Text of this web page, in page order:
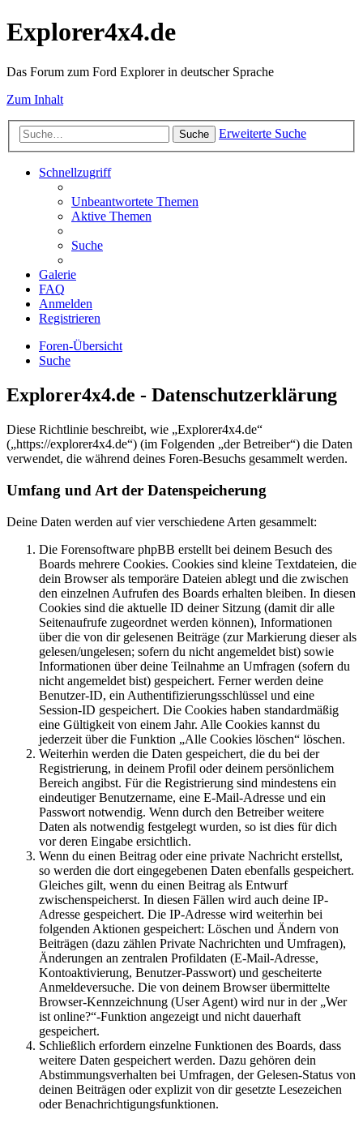
Explorer4x4.de
Das Forum zum Ford Explorer in deutscher Sprache
Zum Inhalt
Suche Erweiterte Suche
Schnellzugriff
Unbeantwortete Themen
Aktive Themen
Suche
Galerie
FAQ
Anmelden
Registrieren
Foren-Übersicht
Suche
Explorer4x4.de - Datenschutzerklärung
Diese Richtlinie beschreibt, wie „Explorer4x4.de“
(„https://explorer4x4.de“) (im Folgenden „der Betreiber“) die Daten
verwendet, die während deines Foren-Besuchs gesammelt werden.
Umfang und Art der Datenspeicherung
Deine Daten werden auf vier verschiedene Arten gesammelt:
Die Forensoftware phpBB erstellt bei deinem Besuch des
Boards mehrere Cookies. Cookies sind kleine Textdateien, die
dein Browser als temporäre Dateien ablegt und die zwischen
den einzelnen Aufrufen des Boards erhalten bleiben. In diesen
Cookies sind die aktuelle ID deiner Sitzung (damit dir alle
Seitenaufrufe zugeordnet werden können), Informationen
über die von dir gelesenen Beiträge (zur Markierung dieser als
gelesen/ungelesen; sofern du nicht angemeldet bist) sowie
Informationen über deine Teilnahme an Umfragen (sofern du
nicht angemeldet bist) gespeichert. Ferner werden deine
Benutzer-ID, ein Authentifizierungsschlüssel und eine
Session-ID gespeichert. Die Cookies haben standardmäßig
eine Gültigkeit von einem Jahr. Alle Cookies kannst du
jederzeit über die Funktion „Alle Cookies löschen“ löschen.
Weiterhin werden die Daten gespeichert, die du bei der
Registrierung, in deinem Profil oder deinem persönlichem
Bereich angibst. Für die Registrierung sind mindestens ein
eindeutiger Benutzername, eine E-Mail-Adresse und ein
Passwort notwendig. Wenn durch den Betreiber weitere
Daten als notwendig festgelegt wurden, so ist dies für dich
vor deren Eingabe ersichtlich.
Wenn du einen Beitrag oder eine private Nachricht erstellst,
so werden die dort eingegebenen Daten ebenfalls gespeichert.
Gleiches gilt, wenn du einen Beitrag als Entwurf
zwischenspeicherst. In diesen Fällen wird auch deine IP-
Adresse gespeichert. Die IP-Adresse wird weiterhin bei
folgenden Aktionen gespeichert: Löschen und Ändern von
Beiträgen (dazu zählen Private Nachrichten und Umfragen),
Änderungen an zentralen Profildaten (E-Mail-Adresse,
Kontoaktivierung, Benutzer-Passwort) und gescheiterte
Anmeldeversuche. Die von deinem Browser übermittelte
Browser-Kennzeichnung (User Agent) wird nur in der „Wer
ist online?“-Funktion angezeigt und nicht dauerhaft
gespeichert.
Schließlich erfordern einzelne Funktionen des Boards, dass
weitere Daten gespeichert werden. Dazu gehören dein
Abstimmungsverhalten bei Umfragen, der Gelesen-Status von
deinen Beiträgen oder explizit von dir gesetzte Lesezeichen
oder Benachrichtigungsfunktionen.